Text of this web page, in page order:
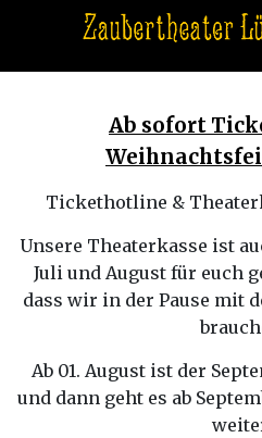
Ab sofort
Tickethotline &
Unsere Theaterkasse ist
Juli und August für euch
dass wir in der Pause mit
Ab 01. August ist der
und dann geht es ab